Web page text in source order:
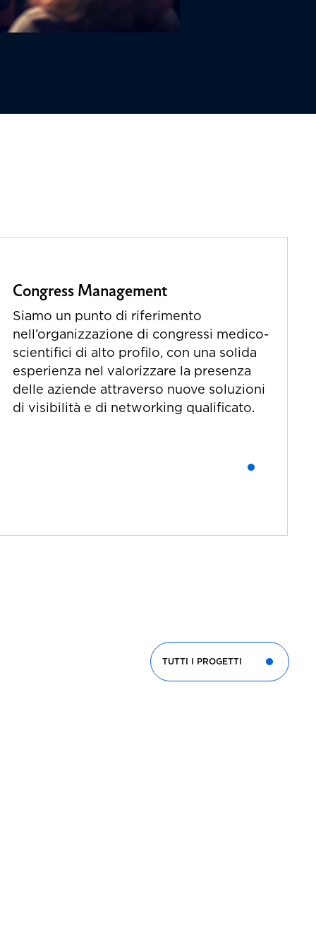
Congress Management
Siamo un punto di riferimento
nell’organizzazione di congressi medico-
scientifici di alto profilo, con una solida
esperienza nel valorizzare la presenza
delle aziende attraverso nuove soluzioni
di visibilità e di networking qualificato.
TUTTI I PROGETTI